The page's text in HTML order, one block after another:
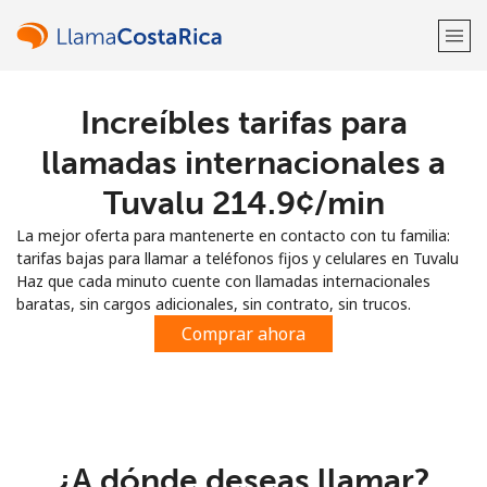
¡Bienvenido!
Regístrate con
Increíbles tarifas para
llamadas internacionales a
Tuvalu ⁦214.9¢⁩/min
La mejor oferta para mantenerte en contacto con tu familia:
tarifas bajas para llamar a teléfonos fijos y celulares en Tuvalu
Haz que cada minuto cuente con llamadas internacionales
baratas, sin cargos adicionales, sin contrato, sin trucos.
Comprar ahora